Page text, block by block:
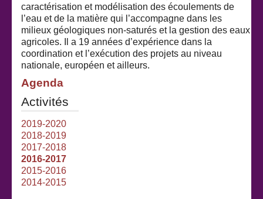
caractérisation et modélisation des écoulements de
l’eau et de la matière qui l’accompagne dans les
milieux géologiques non-saturés et la gestion des eaux
agricoles. Il a 19 années d’expérience dans la
coordination et l’exécution des projets au niveau
nationale, européen et ailleurs.
Agenda
Activités
2019-2020
2018-2019
2017-2018
2016-2017
2015-2016
2014-2015